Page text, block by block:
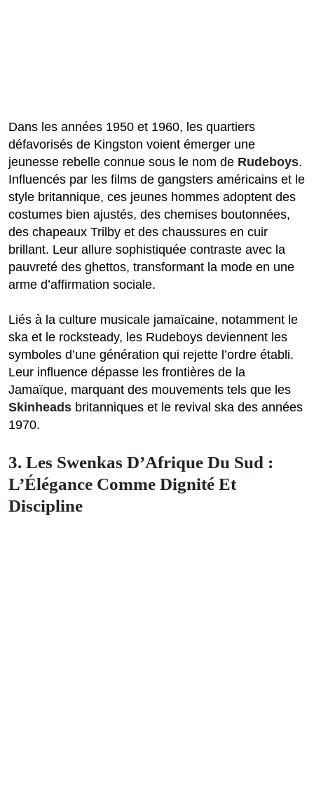
Dans les années 1950 et 1960, les quartiers
défavorisés de Kingston voient émerger une
jeunesse rebelle connue sous le nom de Rudeboys.
Influencés par les films de gangsters américains et le
style britannique, ces jeunes hommes adoptent des
costumes bien ajustés, des chemises boutonnées,
des chapeaux Trilby et des chaussures en cuir
brillant. Leur allure sophistiquée contraste avec la
pauvreté des ghettos, transformant la mode en une
arme d’affirmation sociale.
Liés à la culture musicale jamaïcaine, notamment le
ska et le rocksteady, les Rudeboys deviennent les
symboles d’une génération qui rejette l’ordre établi.
Leur influence dépasse les frontières de la
Jamaïque, marquant des mouvements tels que les
Skinheads britanniques et le revival ska des années
1970.
3. Les Swenkas D’Afrique Du Sud :
L’Élégance Comme Dignité Et
Discipline